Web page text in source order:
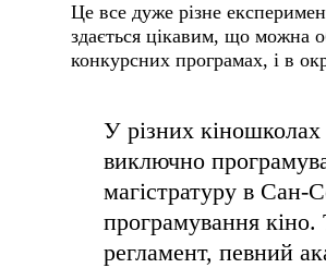
Це все дуже різне
здається цікавим, що можна
конкурсних програмах, і в
У різних кіношколах
виключно
магістратуру в Сан-
програмування кіно.
регламент, певний